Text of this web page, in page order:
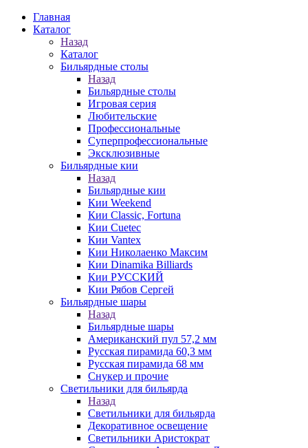
Главная
Каталог
Назад
Каталог
Бильярдные столы
Назад
Бильярдные столы
Игровая серия
Любительские
Профессиональные
Суперпрофессиональные
Эксклюзивные
Бильярдные кии
Назад
Бильярдные кии
Кии Weekend
Кии Classic, Fortuna
Кии Cuetec
Кии Vantex
Кии Николаенко Максим
Кии Dinamika Billiards
Кии РУССКИЙ
Кии Рябов Сергей
Бильярдные шары
Назад
Бильярдные шары
Американский пул 57,2 мм
Русская пирамида 60,3 мм
Русская пирамида 68 мм
Снукер и прочие
Светильники для бильярда
Назад
Светильники для бильярда
Декоративное освещение
Светильники Аристократ